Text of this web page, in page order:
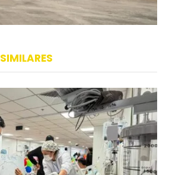
SIMILARES